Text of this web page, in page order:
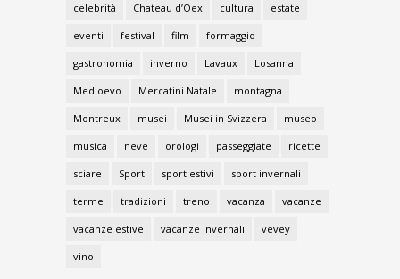
celebrità Chateau d’Oex cultura estate
eventi festival film formaggio
gastronomia inverno Lavaux Losanna
Medioevo Mercatini Natale montagna
Montreux musei Musei in Svizzera museo
musica neve orologi passeggiate ricette
sciare Sport sport estivi sport invernali
terme tradizioni treno vacanza vacanze
vacanze estive vacanze invernali vevey
vino